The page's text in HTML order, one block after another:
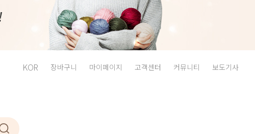
KOR 장바구니 마이페이지 고객센터 커뮤니티 보도기사